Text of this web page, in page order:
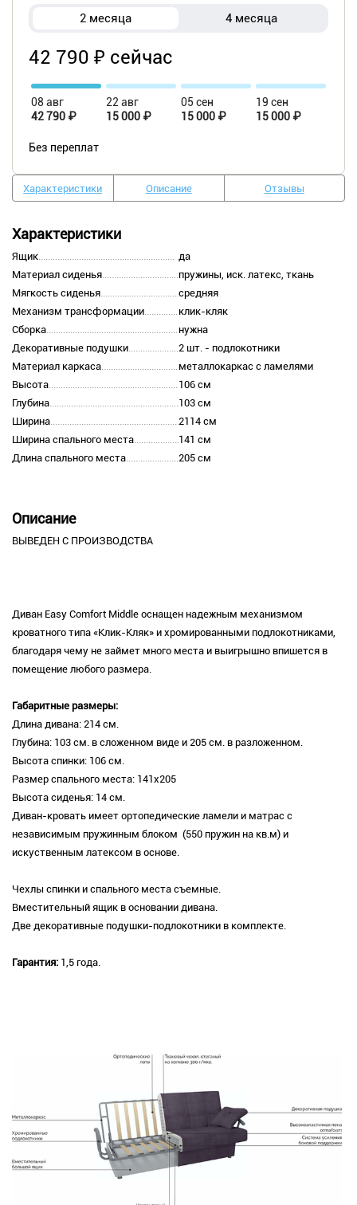
2 месяца 4 месяца
42 790 ₽ сейчас
08 авг
42 790 ₽
22 авг
15 000 ₽
05 сен
15 000 ₽
19 сен
15 000 ₽
Без переплат
Характеристики Описание Отзывы
Характеристики
Ящик
да
Материал сиденья
пружины, иск. латекс, ткань
Мягкость сиденья
средняя
Механизм трансформации
клик-кляк
Сборка
нужна
Декоративные подушки
2 шт. - подлокотники
Материал каркаса
металлокаркас с ламелями
Высота
106 см
Глубина
103 см
Ширина
2114 см
Ширина спального места
141 см
Длина спального места
205 см
Описание
ВЫВЕДЕН С ПРОИЗВОДСТВА
Диван Easy Comfort Middle оснащен надежным механизмом
кроватного типа «Клик-Кляк» и хромированными подлокотниками,
благодаря чему не займет много места и выигрышно впишется в
помещение любого размера.
Габаритные размеры:
Длина дивана: 214 см.
Глубина: 103 см. в сложенном виде и 205 см. в разложенном.
Высота спинки: 106 см.
Размер спального места: 141х205
Высота сиденья: 14 см.
Диван-кровать имеет ортопедические ламели и матрас с
независимым пружинным блоком (550 пружин на кв.м) и
искуственным латексом в основе.
Чехлы спинки и спального места съемные.
Вместительный ящик в основании дивана.
Две декоративные подушки-подлокотники в комплекте.
Гарантия: 1,5 года.